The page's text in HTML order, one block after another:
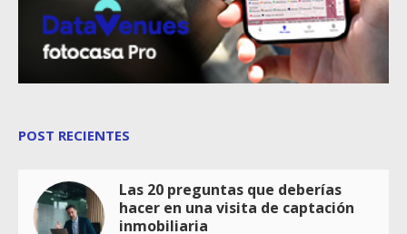
POST RECIENTES
Las 20 preguntas que deberías
hacer en una visita de captación
inmobiliaria